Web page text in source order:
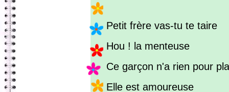
Petit frère vas-tu te taire
Hou ! la menteuse
Ce garçon n'a rien pour
Elle est amoureuse